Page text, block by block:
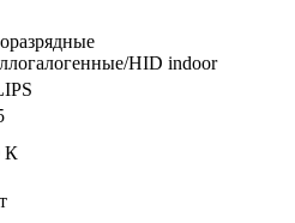
HID indoor
К